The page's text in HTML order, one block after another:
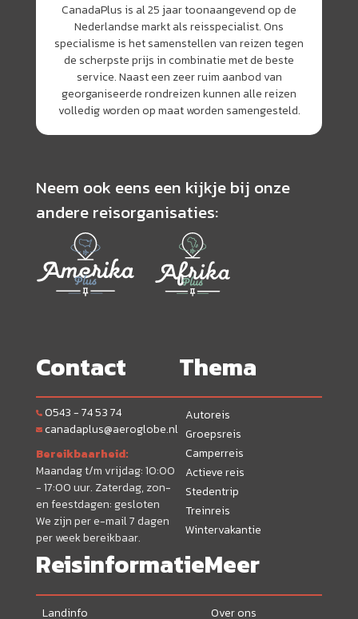
CanadaPlus is al 25 jaar toonaangevend op de
Nederlandse markt als reisspecialist. Ons
specialisme is het samenstellen van reizen tegen
de scherpste prijs in combinatie met de beste
service. Naast een zeer ruim aanbod van
georganiseerde rondreizen kunnen alle reizen
volledig worden op maat worden samengesteld.
Neem ook eens een kijkje bij onze
andere reisorganisaties:
Contact
0543 - 74 53 74
canadaplus@aeroglobe.nl
Bereikbaarheid:
Maandag t/m vrijdag: 10:00
- 17:00 uur. Zaterdag, zon-
en feestdagen: gesloten
We zijn per e-mail 7 dagen
per week bereikbaar.
Thema
Autoreis
Groepsreis
Camperreis
Actieve reis
Stedentrip
Treinreis
Wintervakantie
Reisinformatie
Landinfo
Meer
Over ons